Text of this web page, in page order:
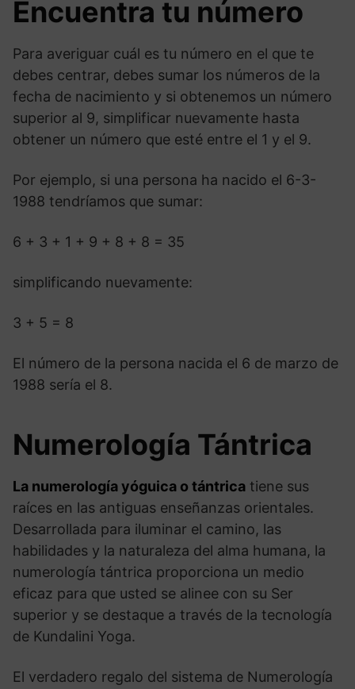
Encuentra tu número
Para averiguar cuál es tu número en el que te
debes centrar, debes sumar los números de la
fecha de nacimiento y si obtenemos un número
superior al 9, simplificar nuevamente hasta
obtener un número que esté entre el 1 y el 9.
Por ejemplo, si una persona ha nacido el 6-3-
1988 tendríamos que sumar:
6 + 3 + 1 + 9 + 8 + 8 = 35
simplificando nuevamente:
3 + 5 = 8
El número de la persona nacida el 6 de marzo de
1988 sería el 8.
Numerología Tántrica
La numerología yóguica o tántrica tiene sus
raíces en las antiguas enseñanzas orientales.
Desarrollada para iluminar el camino, las
habilidades y la naturaleza del alma humana, la
numerología tántrica proporciona un medio
eficaz para que usted se alinee con su Ser
superior y se destaque a través de la tecnología
de Kundalini Yoga.
El verdadero regalo del sistema de Numerología